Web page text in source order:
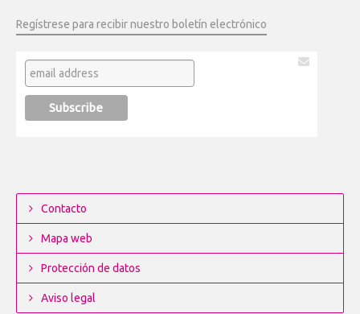
Regístrese para recibir nuestro boletín electrónico
Contacto
Mapa web
Protección de datos
Aviso legal